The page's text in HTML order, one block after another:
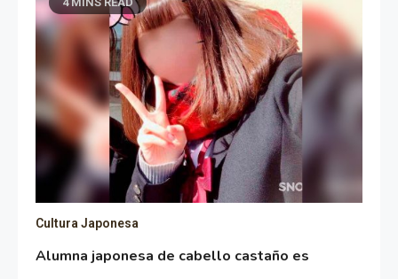
Cultura Japonesa
Alumna japonesa de cabello castaño es